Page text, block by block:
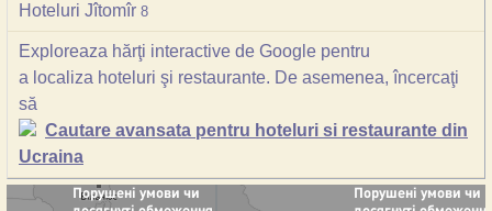
Hoteluri Jîtomîr 8
Exploreaza hărţi interactive de Google pentru
a localiza hoteluri şi restaurante. De asemenea, încercaţi
să
Cautare avansata pentru hoteluri si restaurante din
Ucraina